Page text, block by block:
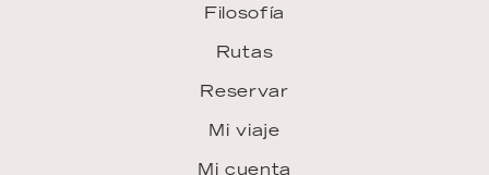
Filosofía
Rutas
Reservar
Mi viaje
Mi cuenta